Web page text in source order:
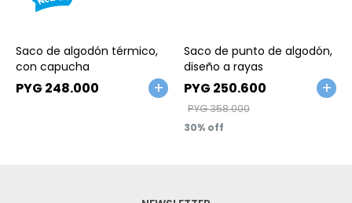
Saco de algodón térmico,
con capucha
PYG 248.000
Saco de punto de algodón,
diseño a rayas
PYG 250.600
PYG358.000
30